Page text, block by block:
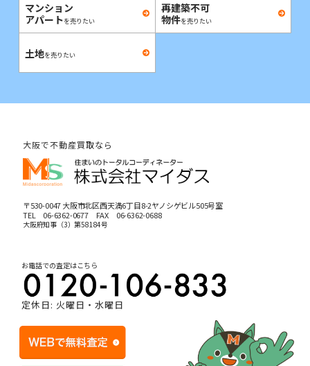
マンション
アパートを売りたい
再建築不可
物件を売りたい
土地を売りたい
大阪で不動産買取なら
〒530-0047 大阪市北区西天満6丁目8-2ヤノシゲビル505号室
TEL 06-6362-0677FAX 06-6362-0688
大阪府知事（3）第58184号
お電話での査定はこちら
定休日: 火曜日・水曜日